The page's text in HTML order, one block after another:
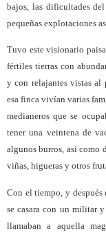
bajos, las dificultades
pequeñas explotaciones
Tuvo este visionario
fértiles tierras con
y con relajantes vistas al
esa finca vivían varias
medianeros que se
tener una veintena de
algunos burros, así como
viñas, higueras y otros
Con el tiempo, y después
se casara con un militar
llamaban a aquella